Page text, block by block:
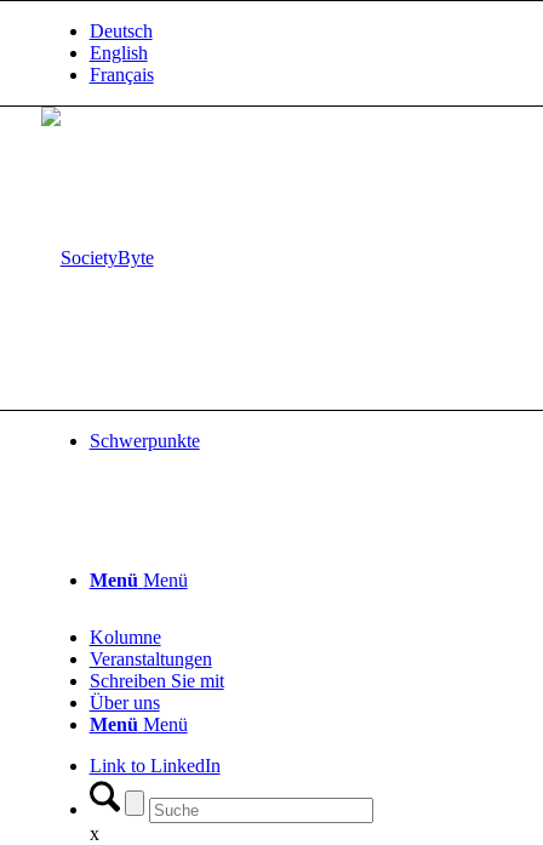
Deutsch
English
Français
Menü Menü
Schwerpunkte
Kolumne
Veranstaltungen
Schreiben Sie mit
Über uns
Menü Menü
Link to LinkedIn
x